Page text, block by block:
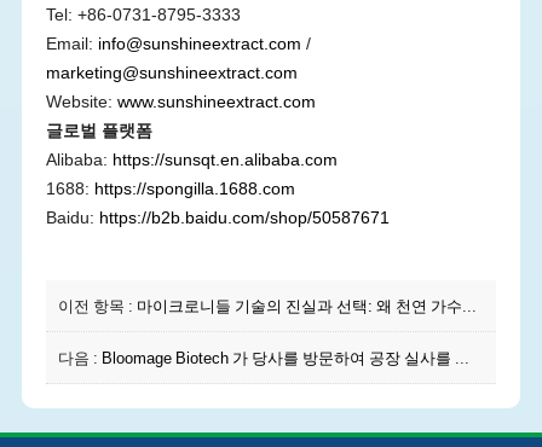
Tel: +86-0731-8795-3333
Email: info@sunshineextract.com /
marketing@sunshineextract.com
Website: www.sunshineextract.com
글로벌 플랫폼
Alibaba: https://sunsqt.en.alibaba.com
1688: https://spongilla.1688.com
Baidu: https://b2b.baidu.com/shop/50587671
이전 항목 : 마이크로니들 기술의 진실과 선택: 왜 천연 가수분해 스펀지가 여전히 업계 표준인가
다음 : Bloomage Biotech 가 당사를 방문하여 공장 실사를 진행하며, 바이오 의료 미용 분야의 새로운 장을 열었습니다!